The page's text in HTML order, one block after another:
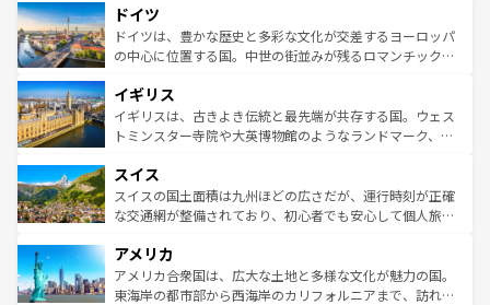
せる。地方によって風土や気候が異なるスペインはその個
性で訪れる人を魅了する。 なお、新着のスペイン情報は コ
ンテンツ一覧を参照してほしい。
で、幅広い魅力が詰まっている。華麗な宮殿、歴史的な大
聖堂、美しいビーチ、そして豊かな自然が、訪れる者を心
から魅了する。また、フランスは美食の国としても知ら
いる。シャンパンの発祥地であるランス、プロヴァンスの
香り高いラベンダー畑など、多彩な楽しみ方が可能だ。さ
らに、パリ以外の地域にも魅力が溢れており、どの街角に
れる地方に足を運ぶとそれぞれで全く異なる文化を体験で
きるだろう。 なお、新着のフランス情報はコンテンツ一覧
を参照してほしい。
ドイツ
ドイツは、豊かな歴史と多彩な文化が交差するヨーロッパ
の中心に位置する国。中世の街並みが残るロマンチック街
顔を持つこの国は、どこを歩いても飽きることがない。ベ
ルリンの文化的活気、バイエルン州のアルプスの絶景、そ
してライン川沿いのワイン畑といった風景は必見。ビール
は、お酒好きな人にはぜひ体験してほしい。 なお、新着の
ドイツ情報はコンテンツ一覧を参照してほしい。
イギリス
イギリスは、古きよき伝統と最先端が共存する国。ウェス
トミンスター寺院や大英博物館のようなランドマーク、歴
リアごとに異なる魅力がある。また、優雅なアフタヌーン
ティー、ビール好きにはたまらない英国パブ、サッカー観
戦など、本場だからこそできる体験も豊富。イギリスを旅
ンツ一覧を参照してほしい。
スイス
スイスの国土面積は九州ほどの広さだが、運行時刻が正確
な交通網が整備されており、初心者でも安心して個人旅行
の建物がそのまま残る町や、スイスならではのユニークな
博物館もあり、アルプス観光だけでなく町歩きも満喫する
ことができる。国民の所得が高いため物価も高いが、旅行
アメリカ
アメリカ合衆国は、広大な土地と多様な文化が魅力の国。
東海岸の都市部から西海岸のカリフォルニアまで、訪れる